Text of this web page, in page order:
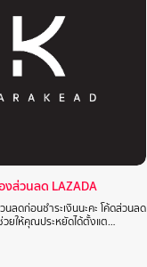
งส่วนลด LAZADA
นลดก่อนชำระเงินนะคะ โค้ดส่วนลด
วยให้คุณประหยัดได้ตั้งแต…